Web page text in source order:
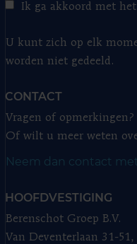
Ik ga akkoord met het
U kunt zich op elk
worden niet gedeeld.
CONTACT
Vragen of opmerkingen?
Of wilt u meer weten
Neem dan contact
HOOFDVESTIGING
Berenschot Groep B.V.
Van Deventerlaan 31-